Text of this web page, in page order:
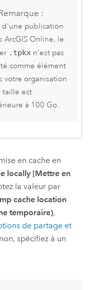
:
d'une publication
ArcGIS Online, le
.tpkxn'est pas
comme élément
votre organisation
taille est
à 100 Go.
en cache en
locally [Mettre en
la valeur par
cache location
temporaire),
de partage et
spécifiez à un